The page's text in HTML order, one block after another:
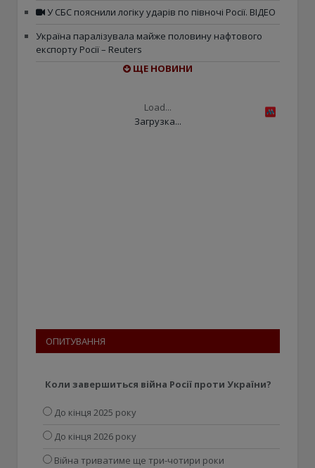
У СБС пояснили логіку ударів по півночі Росії. ВІДЕО
Україна паралізувала майже половину нафтового
експорту Росії – Reuters
ЩЕ НОВИНИ
Load...
Загрузка...
ОПИТУВАННЯ
Коли завершиться війна Росії проти України?
До кінця 2025 року
До кінця 2026 року
Війна триватиме ще три-чотири роки